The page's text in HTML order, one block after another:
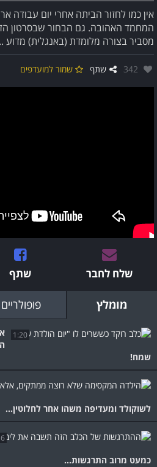
אין כמו לחזור הביתה אחרי יום עבודה
המחמד האהובה. גם הבחור שבסרטון
מסביר בצורה מלומדת (באנגלית) מדוע ..
אהבו:
342 שתף שמור למועדפים
שלח לחבר שתף
מומלץ פופולריים
1:20
שמח!
לשוקולד ומעדיפה משהו אחר לחלוטין...
כמעט מרוב התרגשות...